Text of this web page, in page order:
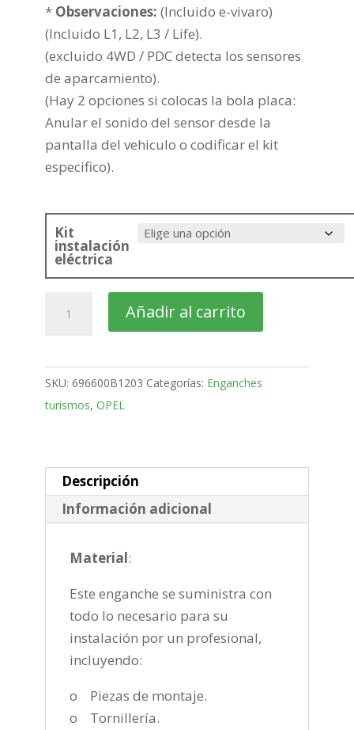
* Observaciones: (Incluido e-vivaro)
(Incluido L1, L2, L3 / Life).
(excluido 4WD / PDC detecta los sensores
de aparcamiento).
(Hay 2 opciones si colocas la bola placa:
Anular el sonido del sensor desde la
pantalla del vehiculo o codificar el kit
especifico).
Kit
instalación
eléctrica
Vivaro
Bola
placa
de
Añadir al carrito
SKU: 696600B1203 Categorías: Enganches
turismos, OPEL
Descripción
Información adicional
Material:
Este enganche se suministra con
todo lo necesario para su
instalación por un profesional,
incluyendo:
o Piezas de montaje.
o Tornillería.